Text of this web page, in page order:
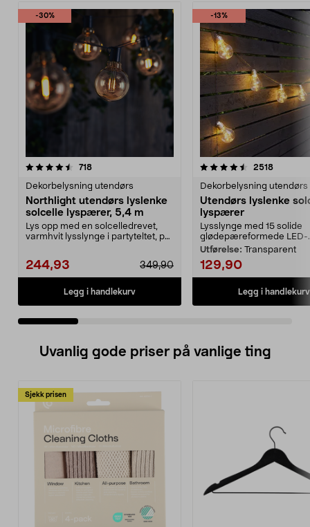
-30%
718anmeldelser
Dekorbelysning utendørs
Northlight utendørs lyslenke
solcelle lyspærer, 5,4 m
Lys opp med en solcelledrevet,
varmhvit lysslynge i partyteltet, på
244,93 349,90
Legg i handlekurv
-13%
4.5 av 5 stjerner 2518
Dekorbelysning utendørs
Utendørs lyslenke
lyspærer
Lysslynge med 15 solide
glødepæreformede LED-
Utførelse: Transparent
129,90
Legg i handlekurv
4.5 av 5 stjerner
Uvanlig gode priser på vanlige ting
Sjekk prisen